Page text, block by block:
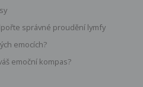
správné proudění lymfy
emocích?
emoční kompas?